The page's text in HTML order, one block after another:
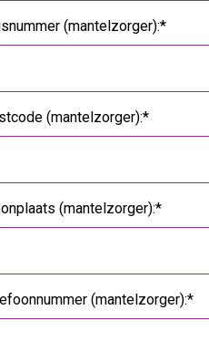
(mantelzorger):
(mantelzorger):
(mantelzorger):
(mantelzorger):